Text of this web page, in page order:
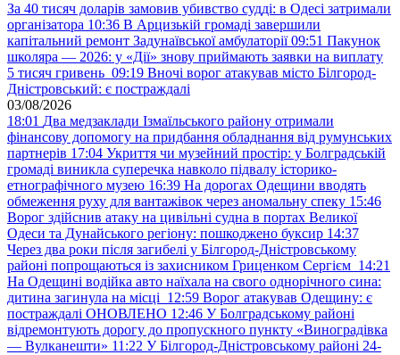
За 40 тисяч доларів замовив убивство судді: в Одесі затримали
організатора 10:36 В Арцизькій громаді завершили
капітальний ремонт Задунаївської амбулаторії 09:51 Пакунок
школяра — 2026: у «Дії» знову приймають заявки на виплату
5 тисяч гривень 09:19 Вночі ворог атакував місто Білгород-
Дністровський: є постраждалі
03/08/2026
18:01 Два медзаклади Ізмаїльського району отримали
фінансову допомогу на придбання обладнання від румунських
партнерів 17:04 Укриття чи музейний простір: у Болградській
громаді виникла суперечка навколо підвалу історико-
етнографічного музею 16:39 На дорогах Одещини вводять
обмеження руху для вантажівок через аномальну спеку 15:46
Ворог здійснив атаку на цивільні судна в портах Великої
Одеси та Дунайського регіону: пошкоджено буксир 14:37
Через два роки після загибелі у Білгород-Дністровському
районі попрощаються із захисником Гриценком Сергієм 14:21
На Одещині водійка авто наїхала на свого однорічного сина:
дитина загинула на місці 12:59 Ворог атакував Одещину: є
постраждалі ОНОВЛЕНО 12:46 У Болградському районі
відремонтують дорогу до пропускного пункту «Виноградівка
— Вулканешти» 11:22 У Білгород-Дністровському районі 24-